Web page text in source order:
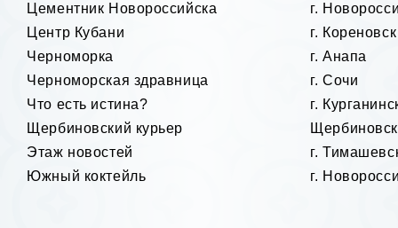
Цементник Новороссийска
г.
Центр Кубани
г. Кореновск
Черноморка
г. Анапа
Черноморская здравница
г. Сочи
Что есть истина?
г.
Щербиновский курьер
Этаж новостей
г.
Южный коктейль
г.